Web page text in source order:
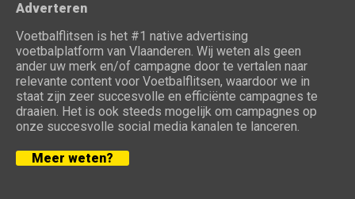
Adverteren
Voetbalflitsen is het #1 native advertising
voetbalplatform van Vlaanderen. Wij weten als geen
ander uw merk en/of campagne door te vertalen naar
relevante content voor Voetbalflitsen, waardoor we in
staat zijn zeer succesvolle en efficiënte campagnes te
draaien. Het is ook steeds mogelijk om campagnes op
onze succesvolle social media kanalen te lanceren.
Meer weten?